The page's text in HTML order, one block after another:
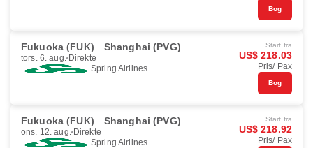
Bog
Fukuoka (FUK) Shanghai (PVG)
tors. 6. aug. Direkte
Spring Airlines
Start fra
US$ 218.03
Pris/ Pax
Bog
Fukuoka (FUK) Shanghai (PVG)
ons. 12. aug. Direkte
Spring Airlines
Start fra
US$ 218.92
Pris/ Pax